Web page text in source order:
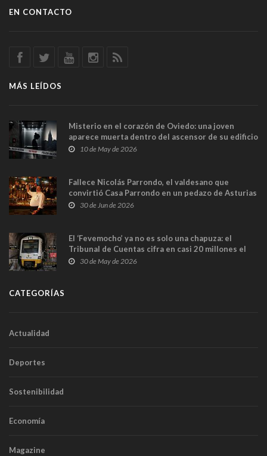
EN CONTACTO
MÁS LEÍDOS
Misterio en el corazón de Oviedo: una joven
aparece muerta dentro del ascensor de su edificio
y las cámaras captan sus últimos minutos
10 de May de 2026
Fallece Nicolás Parrondo, el valdesano que
convirtió Casa Parrondo en un pedazo de Asturias
en Madrid
30 de Jun de 2026
El ‘Fevemocho’ ya no es solo una chapuza: el
Tribunal de Cuentas cifra en casi 20 millones el
sobrecoste de los trenes que no cabían por los
30 de May de 2026
CATEGORÍAS
Actualidad
Deportes
Sostenibilidad
Economía
Magazine